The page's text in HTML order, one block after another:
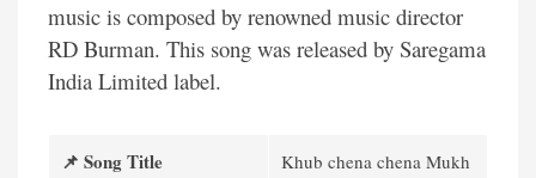
music is composed by renowned music director
RD Burman. This song was released by Saregama
India Limited label.
📌 SongTitle
Khub chena chena Mukh